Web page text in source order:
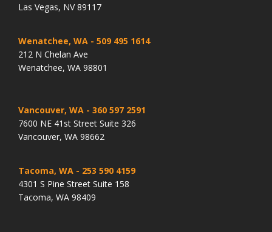
Las Vegas, NV 89117
Wenatchee, WA - 509 495 1614
212 N Chelan Ave
Wenatchee, WA 98801
Vancouver, WA - 360 597 2591
7600 NE 41st Street Suite 326
Vancouver, WA 98662
Tacoma, WA - 253 590 4159
4301 S Pine Street Suite 158
Tacoma, WA 98409